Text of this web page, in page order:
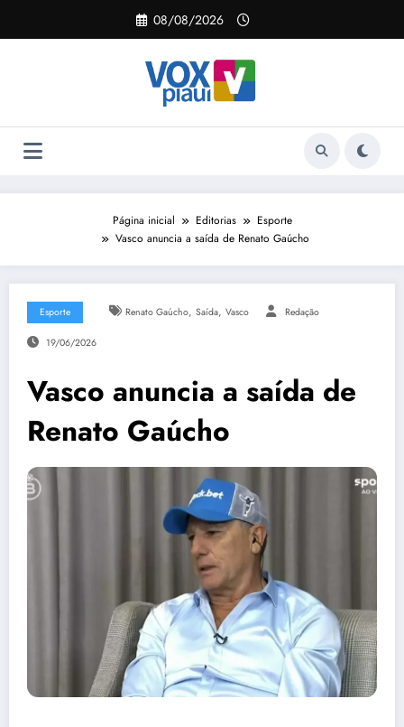
o
08/08/2026
Página inicial Editorias
Esporte
Vasco anuncia a saída de Renato Gaúcho
Esporte Renato Gaúcho, Saída, Vasco Redação
19/06/2026
Vasco anuncia a saída de
Renato Gaúcho